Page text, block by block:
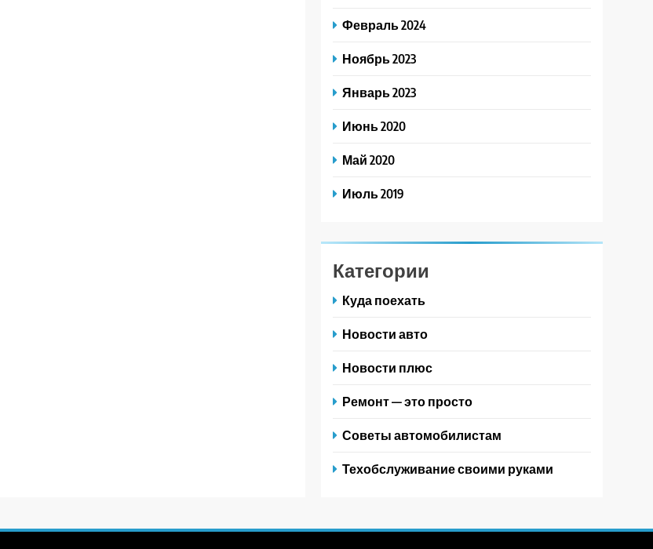
Февраль 2024
Ноябрь 2023
Январь 2023
Июнь 2020
Май 2020
Июль 2019
Категории
Куда поехать
Новости авто
Новости плюс
Ремонт — это просто
Советы автомобилистам
Техобслуживание своими руками